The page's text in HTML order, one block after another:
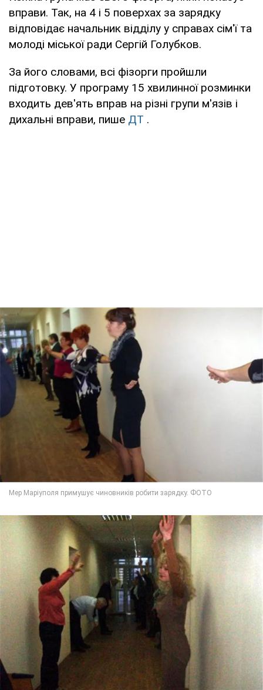
вправи. Так, на 4 і 5 поверхах за зарядку
відповідає начальник відділу у справах сім'ї та
молоді міської ради Сергій Голубков.
За його словами, всі фізорги пройшли
підготовку. У програму 15 хвилинної розминки
входить дев'ять вправ на різні групи м'язів і
дихальні вправи, пише ДТ .